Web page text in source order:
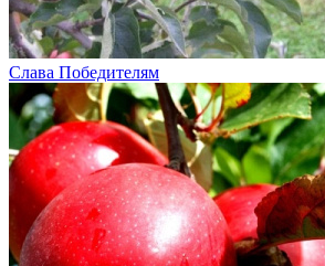
Слава Победителям